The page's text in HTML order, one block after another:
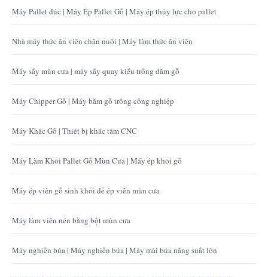
Máy Pallet đúc | Máy Ép Pallet Gỗ | Máy ép thủy lực cho pallet
Nhà máy thức ăn viên chăn nuôi | Máy làm thức ăn viên
Máy sấy mùn cưa | máy sấy quay kiểu trống dăm gỗ
Máy Chipper Gỗ | Máy băm gỗ trống công nghiệp
Máy Khắc Gỗ | Thiết bị khắc tấm CNC
Máy Làm Khối Pallet Gỗ Mùn Cưa | Máy ép khối gỗ
Máy ép viên gỗ sinh khối để ép viên mùn cưa
Máy làm viên nén bằng bột mùn cưa
Máy nghiền búa | Máy nghiền búa | Máy mài búa năng suất lớn